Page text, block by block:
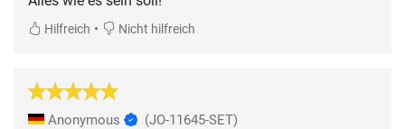
Hilfreich • Nicht hilfreich
Anonymous (JO-11645-SET)